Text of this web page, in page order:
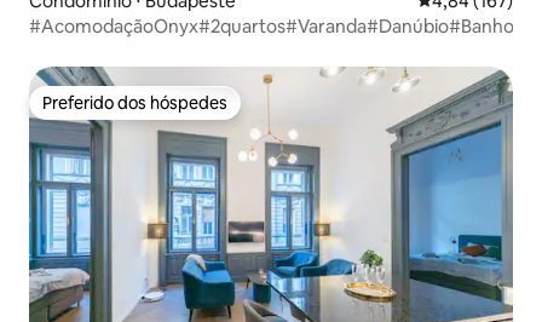
Preferido dos hóspedes
Preferido dos hóspedes